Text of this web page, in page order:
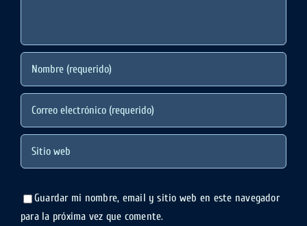
Guardar mi nombre, email y sitio web en este navegador
para la próxima vez que comente.